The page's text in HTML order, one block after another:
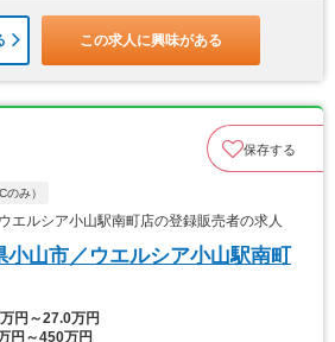
この求人に興味がある
保存する
のみ）
ルシア小山駅南町店の登録販売者の求人
小山市／ウエルシア小山駅南町
円～27.0万円
円～450万円